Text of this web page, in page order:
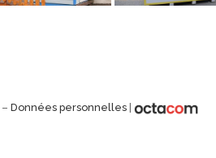
–Données personnelles |